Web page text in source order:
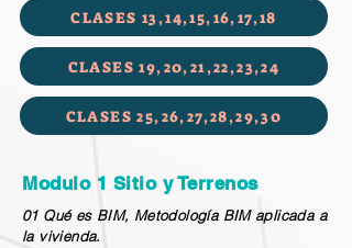
CLASES 13,14,15,16,17,18
CLASES 19,20,21,22,23,24
CLASES 25,26,27,28,29,30
Modulo 1 Sitio y Terrenos
01 Qué es BIM, Metodología BIM aplicada a
la vivienda.